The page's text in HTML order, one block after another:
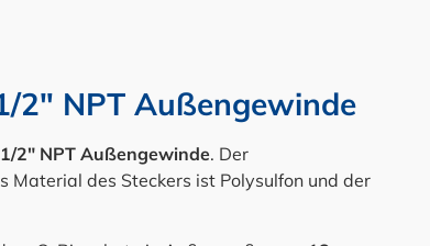
2" NPT Außengewinde
1/2" NPT Außengewinde. Der
Material des Steckers ist Polysulfon und der